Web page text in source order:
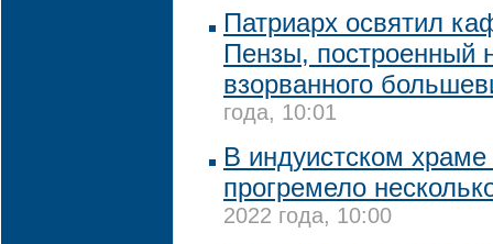
Патриарх освятил
Пензы, построенный
взорванного
года, 10:01
В индуистском
прогремело
2022 года, 10:00